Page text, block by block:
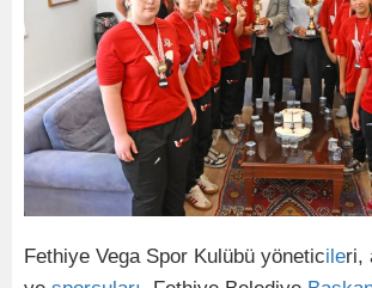
Fethiye Vega Spor Kulübü yöneticileri,